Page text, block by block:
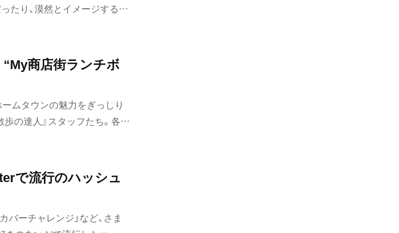
たり、漠然とイメージする歓
てところまで想像するツワモ
だこうという企画。解答＆解
問正解して、飲んべえとし
商店街ランチボ
ムタウンの魅力をぎっしり
の達人』スタッフたち。各4
チボックスが生まれまし
で流行のハッシュ
ーチャレンジ」など、さま